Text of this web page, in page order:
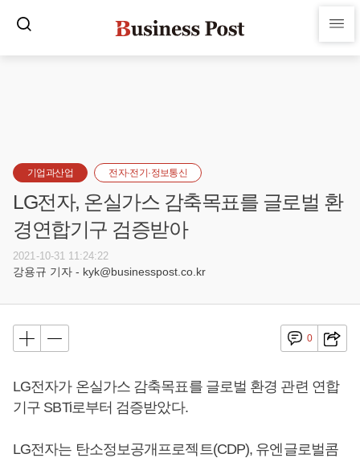
기업과산업 전자·전기·정보통신
LG전자, 온실가스 감축목표를 글로벌 환
경연합기구 검증받아
2021-10-31 11:24:22
강용규 기자 - kyk@businesspost.co.kr
0
LG전자가 온실가스 감축목표를 글로벌 환경 관련 연합
기구 SBTi로부터 검증받았다.
LG전자는 탄소정보공개프로젝트(CDP), 유엔글로벌콤